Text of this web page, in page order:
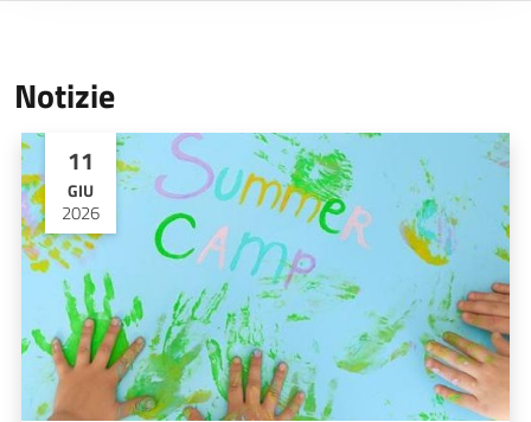
Notizie
11
GIU
2026